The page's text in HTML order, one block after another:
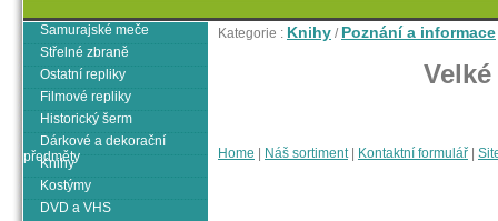
Kategorie : Knihy / Poznání a informace
Home Náš sortiment| Kontaktní formulář
Samurajské meče
Střelné zbraně
Ostatní repliky
Filmové repliky
Historický šerm
Dárkové a dekorační
předměty
Knihy
Kostýmy
DVD a VHS